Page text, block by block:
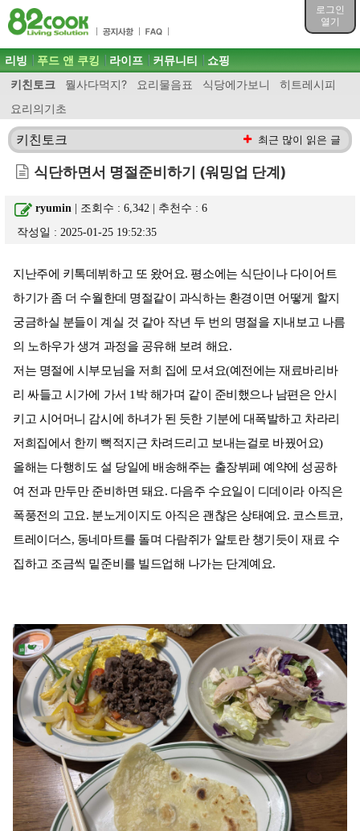
로그인
열기
목차
주메뉴 바로가기
컨텐츠 바로가기
검색 바로가기
로그인 바로가기
주메뉴
리빙 푸드 앤 쿠킹
키친토크 뭘사다먹지? 요리물음표 식당에가보니
히트레시피
요리의기초
라이프 커뮤니티 쇼핑
키친토크 최근 많이 읽은 글
식단하면서 명절준비하기 (워밍업 단계)
ryumin | 조회수 : 6,342 | 추천수 :6
작성일 : 2025-01-25 19:52:35
지난주에 키톡데뷔하고 또 왔어요. 평소에는 식단이나 다이어트
하기가 좀 더 수월한데 명절같이 과식하는 환경이면 어떻게 할지
궁금하실 분들이 계실 것 같아 작년 두 번의 명절을 지내보고 나름
의 노하우가 생겨 과정을 공유해 보려 해요.
저는 명절에 시부모님을 저희 집에 모셔요(예전에는 재료바리바
리 싸들고 시가에 가서 1박 해가며 같이 준비했으나 남편은 안시
키고 시어머니 감시에 하녀가 된 듯한 기분에 대폭발하고 차라리
저희집에서 한끼 뻑적지근 차려드리고 보내는걸로 바꿨어요)
올해는 다행히도 설 당일에 배송해주는 출장뷔페 예약에 성공하
여 전과 만두만 준비하면 돼요. 다음주 수요일이 디데이라 아직은
폭풍전의 고요. 분노게이지도 아직은 괜찮은 상태예요. 코스트코,
트레이더스, 동네마트를 돌며 다람쥐가 알토란 챙기듯이 재료 수
집하고 조금씩 밑준비를 빌드업해 나가는 단계예요.